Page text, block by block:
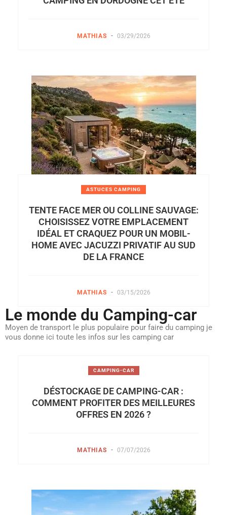
MATHIAS - 03/29/2026
ASTUCES CAMPING
TENTE FACE MER OU COLLINE SAUVAGE:
CHOISISSEZ VOTRE EMPLACEMENT
IDÉAL ET CRAQUEZ POUR UN MOBIL-
HOME AVEC JACUZZI PRIVATIF AU SUD
DE LA FRANCE
MATHIAS - 03/15/2026
Le monde du Camping-car
Moyen de transport le plus populaire pour faire du camping je
vous donne ici toute les infos sur les camping car
CAMPING-CAR
DÉSTOCKAGE DE CAMPING-CAR :
COMMENT PROFITER DES MEILLEURES
OFFRES EN 2026 ?
MATHIAS - 07/07/2026